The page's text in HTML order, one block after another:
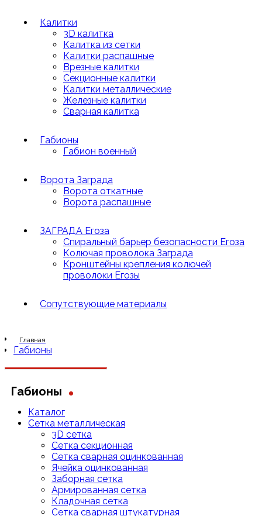
Калитки
3D калитка
Калитка из сетки
Калитки распашные
Врезные калитки
Секционные калитки
Калитки металлические
Железные калитки
Сварная калитка
Габионы
Габион военный
Ворота Заграда
Ворота откатные
Ворота распашные
ЗАГРАДА Егоза
Спиральный барьер безопасности Егоза
Колючая проволока Заграда
Кронштейны крепления колючей
проволоки Егозы
Сопутствующие материалы
Главная
Габионы
Габионы .
Каталог
Сетка металлическая
3D сетка
Cетка cекционная
Сетка сварная оцинкованная
Ячейка оцинкованная
Заборная сетка
Армированная сетка
Кладочная сетка
Сетка сварная штукатурная